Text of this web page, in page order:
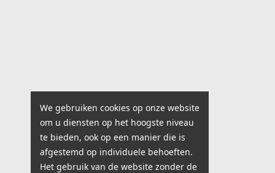
We gebruiken cookies op onze website
om u diensten op het hoogste niveau
te bieden, ook op een manier die is
afgestemd op individuele behoeften.
Het gebruik van de website zonder de